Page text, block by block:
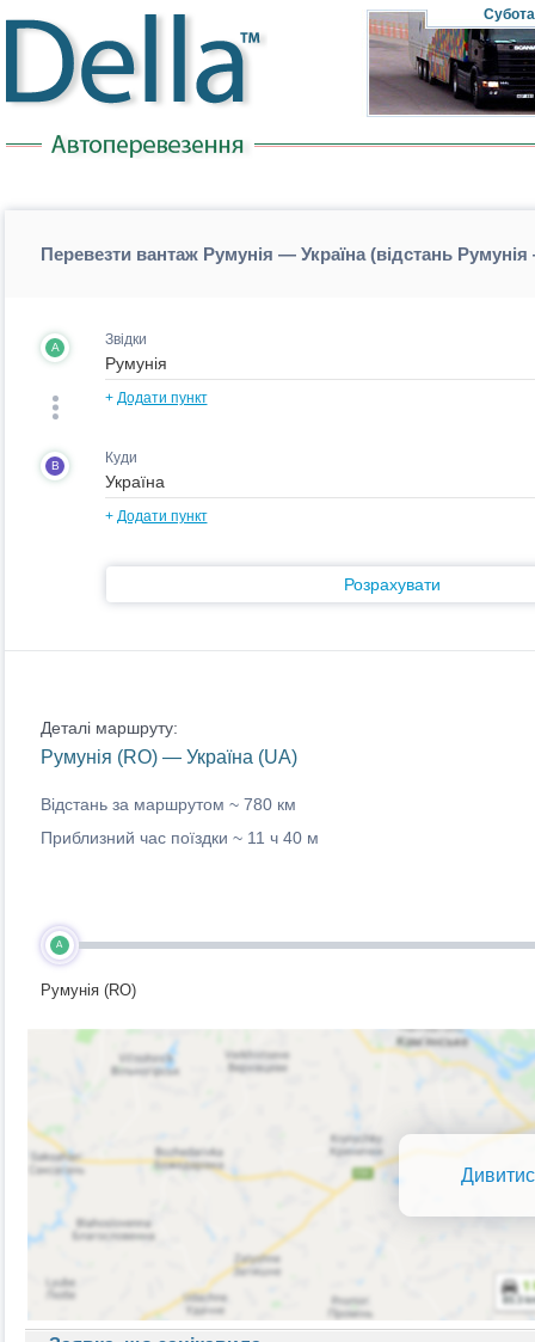
Субота
Перевезти вантаж Румунія — Україна (відстань Румунія
A Звідки
+ Додати пункт
B Куди
+ Додати пункт
Розрахувати
Деталі маршруту:
Румунія (RO) — Україна (UA)
Відстань за маршрутом ~ 780 км
Приблизний час поїздки ~ 11 ч 40 м
A
Румунія (RO)